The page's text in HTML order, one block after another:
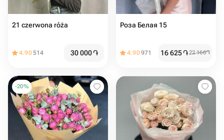
21 czerwona róża
4.90514 30 000֏
Роза Белая 15
4.90971 16 625֏22 166֏
-20%